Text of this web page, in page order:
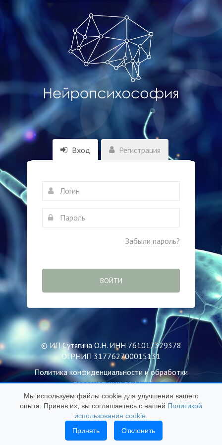
Вход Регистрация
Забыли пароль?
ВОЙТИ
© ИП Сутягина О.Н. ИНН 761017329378
ОГРНИП 317762700015131
Политика конфиденциальности и обработки
персональных данных
Пользовательское соглашение
Публичная оферта
Политика использования файлов Cookie
Мы используем файлы cookie для улучшения вашего
опыта. Приняв их, вы соглашаетесь с нашей Политикой
использования cookie
Принять
Отклонить